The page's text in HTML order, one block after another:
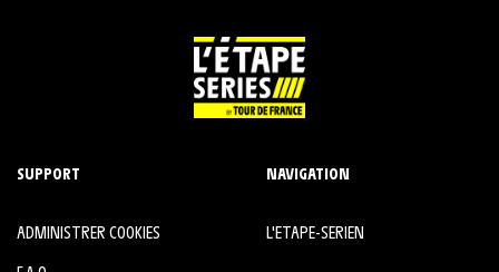
SUPPORT
ADMINISTRER COOKIES
NAVIGATION
L'ETAPE-SERIEN